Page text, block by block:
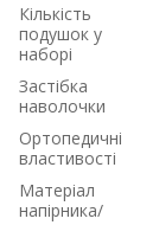
Кількість
подушок у
наборі
Застібка
наволочки
Ортопедичні
властивості
Матеріал
напірника/